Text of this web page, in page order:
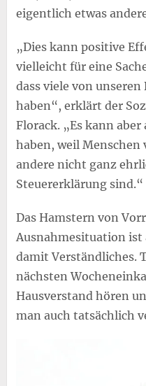
eigentlich etwas
„Dies kann positive
vielleicht für eine
dass viele von
haben“, erklärt der
Florack. „Es kann
haben, weil Menschen
andere nicht ganz
Steuererklärung sind.“
Das Hamstern von
Ausnahmesituation
damit Verständliches.
nächsten
Hausverstand hören
man auch tatsächlich